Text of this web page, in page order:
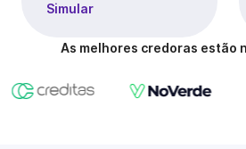
Simular
As melhores credoras estão